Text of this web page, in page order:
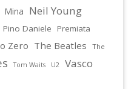
Mina Neil Young
Pino Daniele
Premiata
Zero The Beatles
The
Tom Waits U2
Vasco